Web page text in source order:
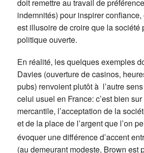
doit remettre au travail de
indemnités) pour inspirer
est illusoire de croire que la société
politique ouverte.
En réalité, les quelques exemples
Davies (ouverture de casinos,
pubs) renvoient plutôt à l’autre
celui usuel en France: c’est bien
mercantile, l’acceptation de la
et de la place de l’argent que l’on
évoquer une différence d’accent
(au demeurant modeste, Brown est